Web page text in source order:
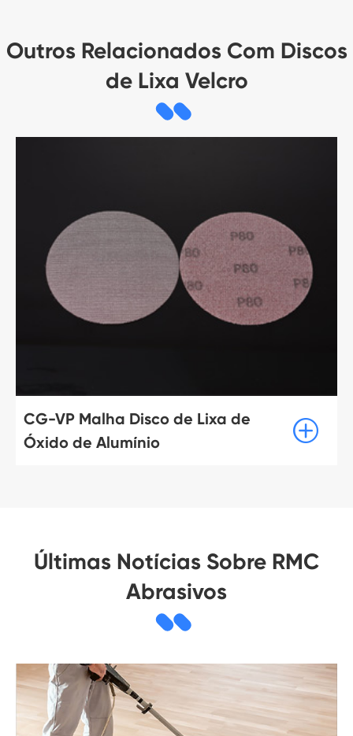
Outros Relacionados Com Discos
de Lixa Velcro
CG-VP Malha Disco de Lixa de
Óxido de Alumínio

Últimas Notícias Sobre RMC
Abrasivos